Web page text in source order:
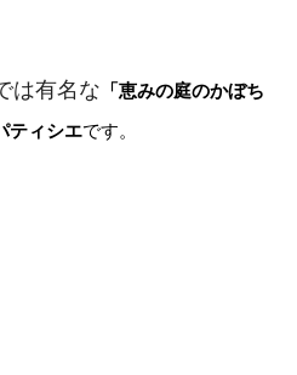
は有名な 「恵みの庭のかぼち
ティシエです。